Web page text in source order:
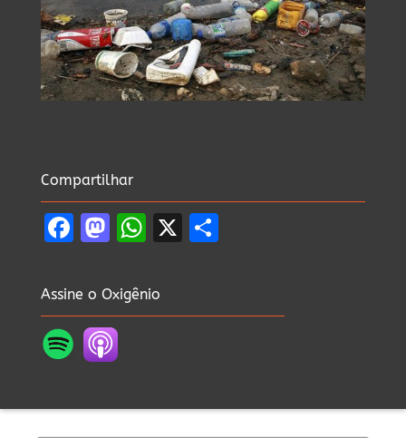
Compartilhar
Facebook
Mastodon
WhatsApp
X Share
Assine o Oxigênio